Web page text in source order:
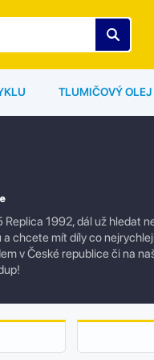
TLUMIČOVÝ OLEJ
1992, dál už hledat
mít díly co
v České republice či na